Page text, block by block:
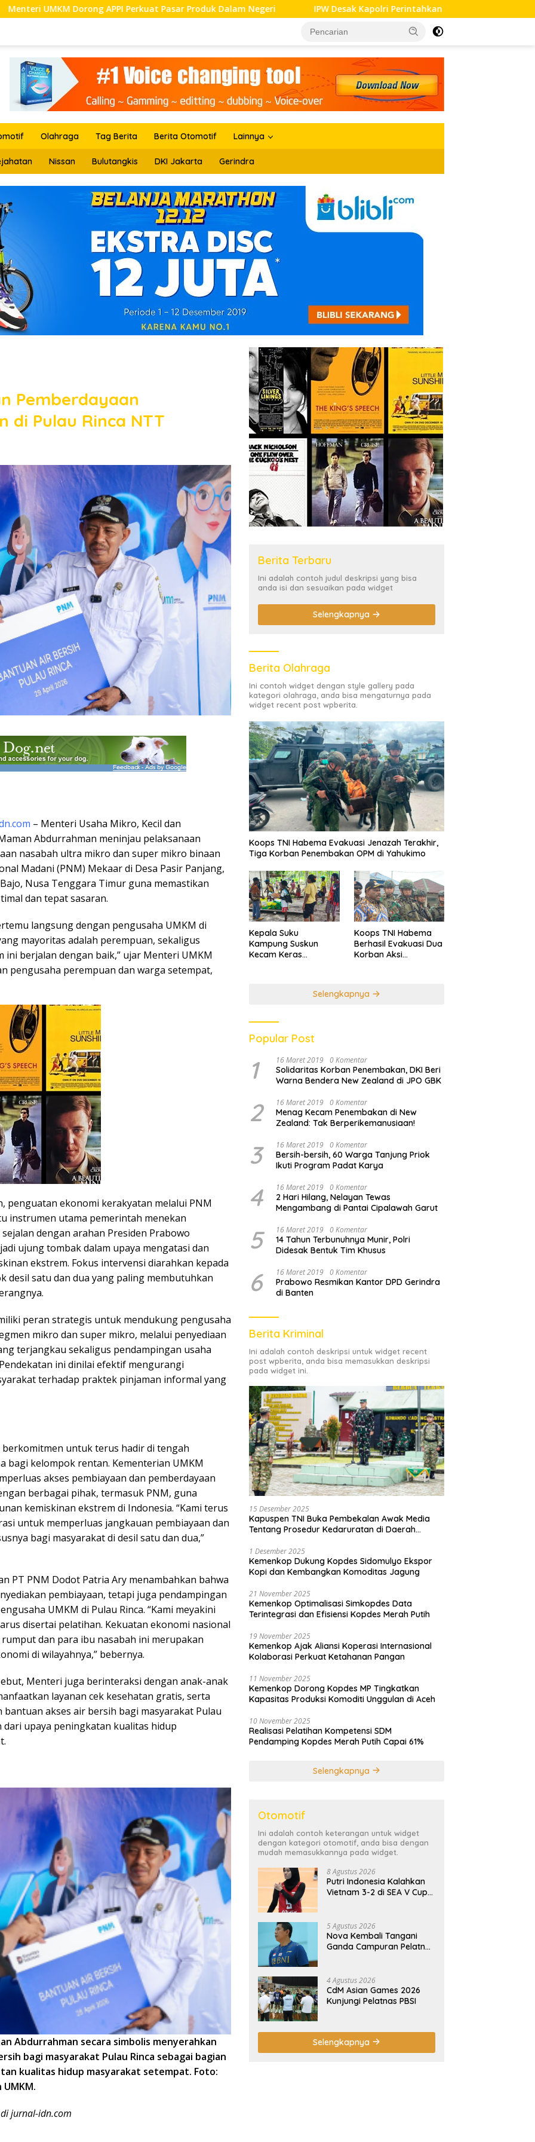
APPI Perkuat Pasar Produk Dalam Negeri IPW Desak Kapolri Perintahkan Kadiv Propam Polri Sidik Penyidik Subdit
Olahraga Tag Berita Berita Otomotif Lainnya
Nissan Bulutangkis DKI Jakarta Gerindra
Pemberdayaan
di Pulau Rinca NTT
– Menteri Usaha Mikro, Kecil dan
Abdurrahman meninjau pelaksanaan
nasabah ultra mikro dan super mikro binaan
Madani (PNM) Mekaar di Desa Pasir Panjang,
Nusa Tenggara Timur guna memastikan
dan tepat sasaran.
langsung dengan pengusaha UMKM di
mayoritas adalah perempuan, sekaligus
ini berjalan dengan baik,” ujar Menteri UMKM
pengusaha perempuan dan warga setempat,
penguatan ekonomi kerakyatan melalui PNM
instrumen utama pemerintah menekan
dengan arahan Presiden Prabowo
ujung tombak dalam upaya mengatasi dan
ekstrem. Fokus intervensi diarahkan kepada
desil satu dan dua yang paling membutuhkan
peran strategis untuk mendukung pengusaha
mikro dan super mikro, melalui penyediaan
terjangkau sekaligus pendampingan usaha
ini dinilai efektif mengurangi
terhadap praktek pinjaman informal yang
untuk terus hadir di tengah
bagi kelompok rentan. Kementerian UMKM
akses pembiayaan dan pemberdayaan
berbagai pihak, termasuk PNM, guna
kemiskinan ekstrem di Indonesia. “Kami terus
untuk memperluas jangkauan pembiayaan dan
bagi masyarakat di desil satu dan dua,”
PT PNM Dodot Patria Ary menambahkan bahwa
pembiayaan, tetapi juga pendampingan
UMKM di Pulau Rinca. “Kami meyakini
disertai pelatihan. Kekuatan ekonomi nasional
dan para ibu nasabah ini merupakan
di wilayahnya,” bebernya.
Menteri juga berinteraksi dengan anak-anak
layanan cek kesehatan gratis, serta
akses air bersih bagi masyarakat Pulau
dari upaya peningkatan kualitas hidup
Abdurrahman secara simbolis menyerahkan
bagi masyarakat Pulau Rinca sebagai bagian
kualitas hidup masyarakat setempat. Foto:
jurnal-idn.com
Berita Terbaru
Ini adalah contoh judul deskripsi yang bisa
anda isi dan sesuaikan pada widget
Selengkapnya
Berita Olahraga
Ini contoh widget dengan style gallery pada
kategori olahraga, anda bisa mengaturnya pada
widget recent post wpberita.
Koops TNI Habema Evakuasi Jenazah Terakhir,
Tiga Korban Penembakan OPM di Yahukimo
Kepala Suku
Kampung Suskun
Kecam Keras
Koops TNI Habema
Berhasil Evakuasi Dua
Korban Aksi
Selengkapnya
Popular Post
1 16 Maret 2019 0 Komentar
Solidaritas Korban Penembakan, DKI Beri
Warna Bendera New Zealand di JPO GBK
2 16 Maret 2019 0 Komentar
Menag Kecam Penembakan di New
Zealand: Tak Berperikemanusiaan!
3 16 Maret 2019 0 Komentar
Bersih-bersih, 60 Warga Tanjung Priok
Ikuti Program Padat Karya
4 16 Maret 2019 0 Komentar
2 Hari Hilang, Nelayan Tewas
Mengambang di Pantai Cipalawah Garut
5 16 Maret 2019 0 Komentar
14 Tahun Terbunuhnya Munir, Polri
Didesak Bentuk Tim Khusus
6 16 Maret 2019 0 Komentar
Prabowo Resmikan Kantor DPD Gerindra
di Banten
Berita Kriminal
Ini adalah contoh deskripsi untuk widget recent
post wpberita, anda bisa memasukkan deskripsi
pada widget ini.
15 Desember 2025
Kapuspen TNI Buka Pembekalan Awak Media
Tentang Prosedur Kedaruratan di Daerah
1 Desember 2025
Kemenkop Dukung Kopdes Sidomulyo Ekspor
Kopi dan Kembangkan Komoditas Jagung
21 November 2025
Kemenkop Optimalisasi Simkopdes Data
Terintegrasi dan Efisiensi Kopdes Merah Putih
19 November 2025
Kemenkop Ajak Aliansi Koperasi Internasional
Kolaborasi Perkuat Ketahanan Pangan
11 November 2025
Kemenkop Dorong Kopdes MP Tingkatkan
Kapasitas Produksi Komoditi Unggulan di Aceh
10 November 2025
Realisasi Pelatihan Kompetensi SDM
Pendamping Kopdes Merah Putih Capai 61%
Selengkapnya
Otomotif
Ini adalah contoh keterangan untuk widget
dengan kategori otomotif, anda bisa dengan
mudah memasukkannya pada widget.
8 Agustus 2026
Putri Indonesia Kalahkan
Vietnam 3-2 di SEA V Cup
5 Agustus 2026
Nova Kembali Tangani
Ganda Campuran Pelatnas
4 Agustus 2026
CdM Asian Games 2026
Kunjungi Pelatnas PBSI
Selengkapnya